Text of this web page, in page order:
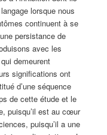
lorsque nous
continuent à se
persistance de
avec les
demeurent
significations ont
d’une séquence
de cette étude et le
puisqu’il est au cœur
puisqu’il a une